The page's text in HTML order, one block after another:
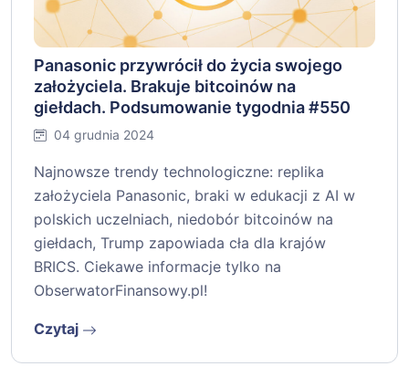
Panasonic przywrócił do życia swojego
założyciela. Brakuje bitcoinów na
giełdach. Podsumowanie tygodnia #550
04 grudnia 2024
Najnowsze trendy technologiczne: replika
założyciela Panasonic, braki w edukacji z AI w
polskich uczelniach, niedobór bitcoinów na
giełdach, Trump zapowiada cła dla krajów
BRICS. Ciekawe informacje tylko na
ObserwatorFinansowy.pl!
Czytaj